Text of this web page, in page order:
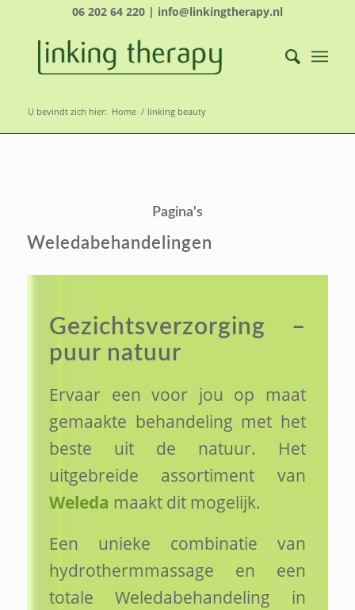
06 202 64 220 | info@linkingtherapy.nl
U bevindt zich hier: Home / linking beauty
Pagina's
Weledabehandelingen
Gezichtsverzorging –
puur natuur
Ervaar een voor jou op maat
gemaakte behandeling met het
beste uit de natuur. Het
uitgebreide assortiment van
Weleda maakt dit mogelijk.
Een unieke combinatie van
hydrothermmassage en een
totale Weledabehandeling in